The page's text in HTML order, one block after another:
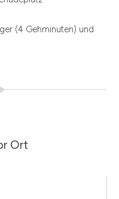
(4 Gehminuten) und
Ort